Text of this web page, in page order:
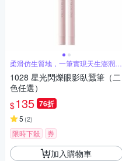
柔滑仿生質地，一筆實現天生澎潤臥
蠶
1028 星光閃爍眼影臥蠶筆（二
色任選）
$135 76折
5 (2)
限時下殺 券
加入購物車